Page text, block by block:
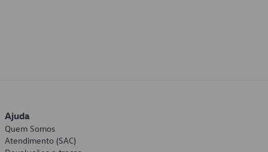
Ajuda
Quem Somos
Atendimento (SAC)